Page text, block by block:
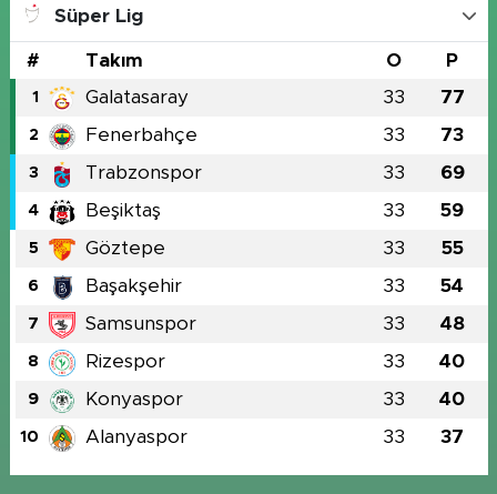
Süper Lig
# Takım O P
1 Galatasaray 33 77
2 Fenerbahçe 33 73
3 Trabzonspor 33 69
4 Beşiktaş 33 59
5 Göztepe 33 55
6 Başakşehir 33 54
7 Samsunspor 33 48
8 Rizespor 33 40
9 Konyaspor 33 40
10 Alanyaspor 33 37